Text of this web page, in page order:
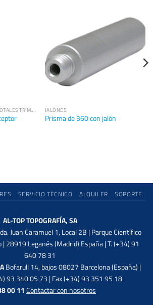
ACCESORIOS ESTACIONES TOTALES TRIMBLE JALONES
Prisma de 360 con jalón
SERVICIO TÉCNICO ALQUILER SOPORTE
AL-TOP TOPOGRAFÍA, SA
Juan Caramuel 1, Local 2B | Parque Científico
| 28919 Leganés (Madrid) España | T. (+34) 91
640 78 31
Bofarull 14, bajos 08027 Barcelona (España) |
93 340 05 73 | Fax (+34) 93 351 95 18
00 11 Contactar con nosotros